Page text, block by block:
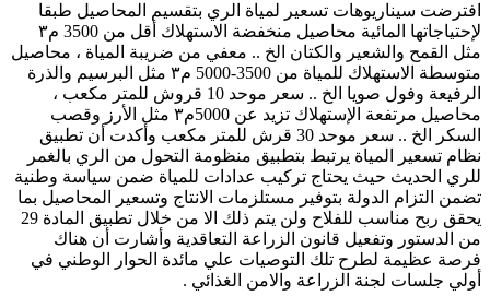
افترضت سيناريوهات تسعير لمياة الري بتقسيم المحاصيل طبقا
لإحتياجاتها المائية محاصيل منخفضة الاستهلاك أقل من 3500 م٣
مثل القمح والشعير والكتان الخ .. معفي من ضريبة المياة ، محاصيل
متوسطة الاستهلاك للمياة من 3500-5000 م٣ مثل البرسيم والذرة
الرفيعة وفول صويا الخ .. سعر موحد 10 قروش للمتر مكعب ،
محاصيل مرتفعة الإستهلاك تزيد عن 5000م٣ مثل الأرز وقصب
السكر الخ .. سعر موحد 30 قرش للمتر مكعب وأكدت أن تطبيق
نظام تسعير المياة يرتبط بتطبيق منظومة التحول من الري بالغمر
للري الحديث حيث يحتاج تركيب عدادات للمياة ضمن سياسة وطنية
تضمن التزام الدولة بتوفير مستلزمات الانتاج وتسعير المحاصيل بما
يحقق ربح مناسب للفلاح ولن يتم ذلك الا من خلال تطبيق المادة 29
من الدستور وتفعيل قانون الزراعة التعاقدية وأشارت أن هناك
فرصة عظيمة لطرح تلك التوصيات علي مائدة الحوار الوطني في
أولي جلسات لجنة الزراعة والامن الغذائي .